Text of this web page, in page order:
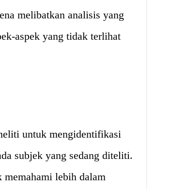
melibatkan analisis yang
aspek yang tidak terlihat
untuk mengidentifikasi
subjek yang sedang diteliti.
lebih dalam